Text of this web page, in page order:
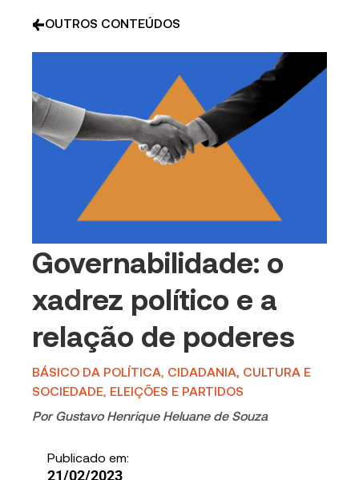
OUTROS CONTEÚDOS
Governabilidade: o
xadrez político e a
relação de poderes
BÁSICO DA POLÍTICA CIDADANIA, CULTURA E
SOCIEDADE ELEIÇÕES E PARTIDOS
Por Gustavo Henrique Heluane de Souza
Publicado em:
21/02/2023